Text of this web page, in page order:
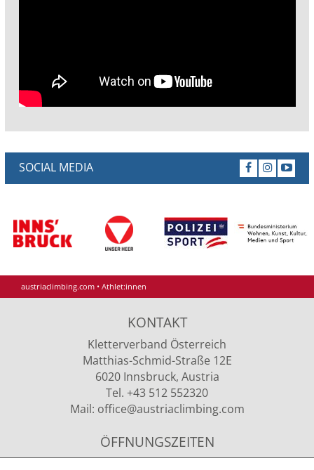
SOCIAL MEDIA
austriaclimbing.com • Athlet:innen
KONTAKT
Kletterverband Österreich
Matthias-Schmid-Straße 12E
6020 Innsbruck, Austria
Tel. +43 512 552320
Mail: office@austriaclimbing.com
ÖFFNUNGSZEITEN